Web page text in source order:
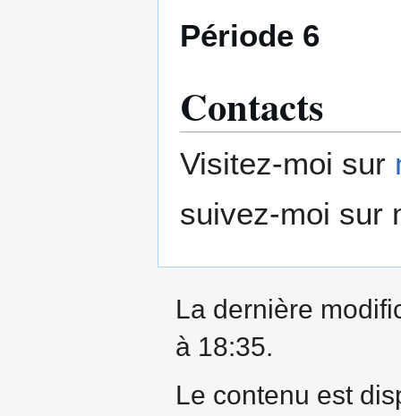
Période 6
Contacts
Visitez-moi sur
suivez-moi sur
La dernière
à 18:35.
Le contenu est